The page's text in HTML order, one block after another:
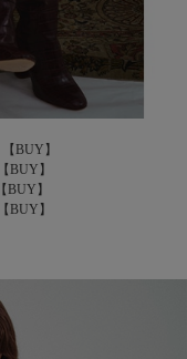
【BUY】
【BUY】
【BUY】
【BUY】